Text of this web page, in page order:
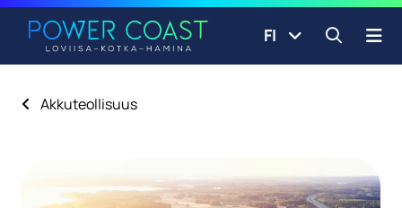
Siirry sisältöön
FI Avaa
Akkuteollisuus